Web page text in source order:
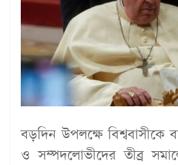
বড়দিন উপলক্ষে বিশ্ববাসীকে
ও সম্পদলোভীদের তীব্র